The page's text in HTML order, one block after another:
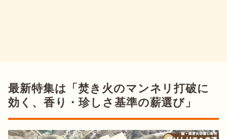
最新特集は「焚き火のマンネリ打破に
効く、香り・珍しさ基準の薪選び」